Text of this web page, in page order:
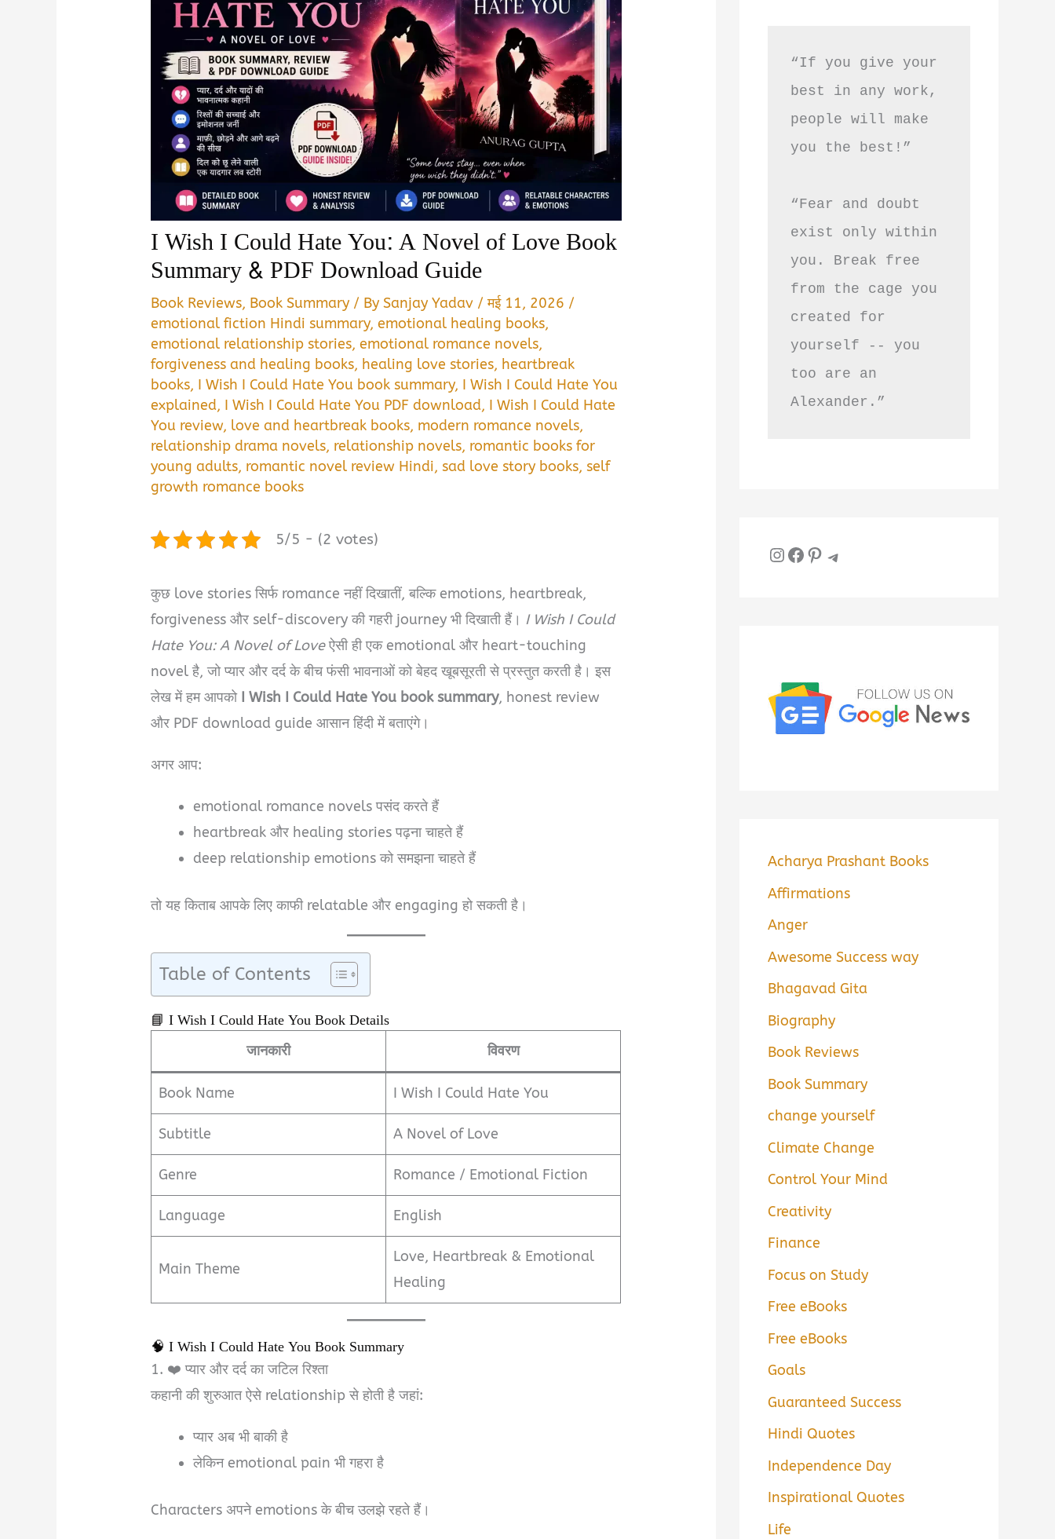
I Wish I Could Hate You: A Novel of Love Book
Summary & PDF Download Guide
Book Reviews, Book Summary / BySanjay Yadav /मई 11, 2026 /
emotional fiction Hindi summary,emotional healing books,
emotional relationship stories,emotional romance novels,
forgiveness and healing books, healing love stories, heartbreak
books, I Wish I Could Hate You book summary, I Wish I Could Hate You
explained, I Wish I Could Hate You PDF download, I Wish I Could Hate
You review, love and heartbreak books, modern romance novels,
relationship drama novels, relationship novels, romantic books for
young adults, romantic novel review Hindi,sad love story books,self
growth romance books
5/5 - (2 votes)
कुछ love stories सिर्फ romance नहीं दिखातीं, बल्कि emotions, heartbreak,
forgiveness और self-discovery की गहरी journey भी दिखाती हैं। I Wish I Could
Hate You: A Novel of Loveऐसी ही एक emotional और heart-touching
novel है, जो प्यार और दर्द के बीच फंसी भावनाओं को बेहद खूबसूरती से प्रस्तुत करती है। इस
लेख में हम आपको I Wish I Could Hate You book summary, honest review
और PDF download guide आसान हिंदी में बताएंगे।
अगर आप:
emotional romance novels पसंद करते हैं
heartbreak और healing stories पढ़ना चाहते हैं
deep relationship emotions को समझना चाहते हैं
तो यह किताब आपके लिए काफी relatable और engaging हो सकती है।
Table of Contents
📘 I Wish I Could Hate You Book Details
जानकारी विवरण
Book Name I Wish I Could Hate You
Subtitle A Novel of Love
Genre Romance / Emotional Fiction
Language English
Main Theme
Love, Heartbreak & Emotional
Healing
🧠 I Wish I Could Hate You Book Summary
1. ❤️ प्यार और दर्द का जटिल रिश्ता
कहानी की शुरुआत ऐसे relationship से होती है जहां:
प्यार अब भी बाकी है
लेकिन emotional pain भी गहरा है
Characters अपने emotions के बीच उलझे रहते हैं।
“If you give your
best in any work,
people will make
you the best!”
“Fear and doubt
exist only within
you. Break free
from the cage you
created for
yourself -- you
too are an
Alexander.”
InstagramFacebook Pinterest Telegram
Acharya Prashant Books
Affirmations
Anger
Awesome Success way
Bhagavad Gita
Biography
Book Reviews
Book Summary
change yourself
Climate Change
Control Your Mind
Creativity
Finance
Focus on Study
Free eBooks
Free eBooks
Goals
Guaranteed Success
Hindi Quotes
Independence Day
Inspirational Quotes
Life